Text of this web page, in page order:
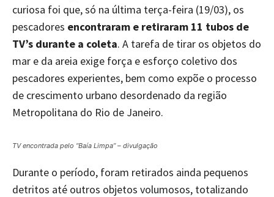
curiosa foi que, só na última terça-feira (19/03), os
pescadores encontraram e retiraram 11 tubos de
TV’s durante a coleta. A tarefa de tirar os objetos do
mar e da areia exige força e esforço coletivo dos
pescadores experientes, bem como expõe o processo
de crescimento urbano desordenado da região
Metropolitana do Rio de Janeiro.
TV encontrada pelo “Baía Limpa” – divulgação
Durante o período, foram retirados ainda pequenos
detritos até outros objetos volumosos, totalizando